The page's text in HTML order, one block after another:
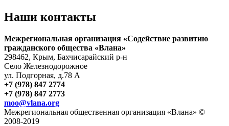
Наши контакты
Межрегиональная организация «Содействие развитию
гражданского общества «Влана»
298462, Крым, Бахчисарайский р-н
Село Железнодорожное
ул. Подгорная, д.78 А
+7 (978) 847 2774
+7 (978) 847 2773
moo@vlana.org
Межрегиональная общественная организация «Влана» ©
2008-2019